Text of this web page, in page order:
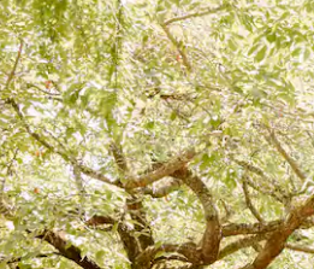
או החלקה.